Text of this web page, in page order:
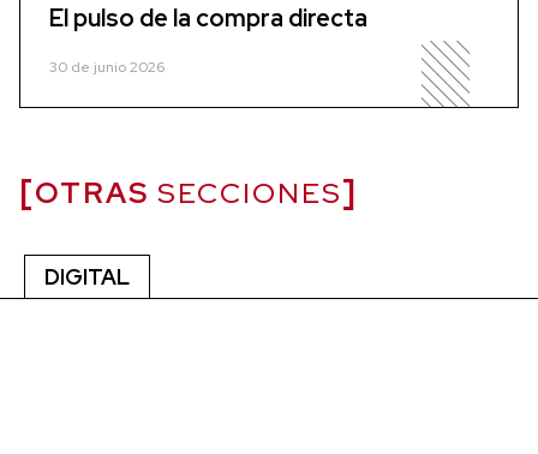
El pulso de la compra directa
30 de junio 2026
OTRAS SECCIONES
DIGITAL